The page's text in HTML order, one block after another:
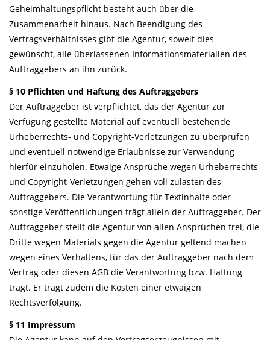
Geheimhaltungspflicht besteht auch über die
Zusammenarbeit hinaus. Nach Beendigung des
Vertragsverhältnisses gibt die Agentur, soweit dies
gewünscht, alle überlassenen Informationsmaterialien des
Auftraggebers an ihn zurück.
§ 10 Pflichten und Haftung des Auftraggebers
Der Auftraggeber ist verpflichtet, das der Agentur zur
Verfügung gestellte Material auf eventuell bestehende
Urheberrechts- und Copyright-Verletzungen zu überprüfen
und eventuell notwendige Erlaubnisse zur Verwendung
hierfür einzuholen. Etwaige Ansprüche wegen Urheberrechts-
und Copyright-Verletzungen gehen voll zulasten des
Auftraggebers. Die Verantwortung für Textinhalte oder
sonstige Veröffentlichungen trägt allein der Auftraggeber. Der
Auftraggeber stellt die Agentur von allen Ansprüchen frei, die
Dritte wegen Materials gegen die Agentur geltend machen
wegen eines Verhaltens, für das der Auftraggeber nach dem
Vertrag oder diesen AGB die Verantwortung bzw. Haftung
trägt. Er trägt zudem die Kosten einer etwaigen
Rechtsverfolgung.
§ 11 Impressum